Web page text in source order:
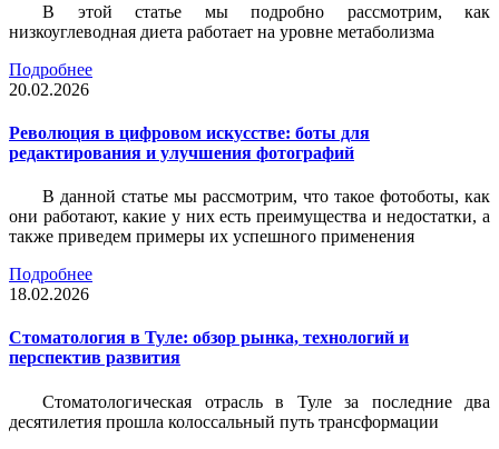
В этой статье мы подробно рассмотрим, как
низкоуглеводная диета работает на уровне метаболизма
Подробнее
20.02.2026
Революция в цифровом искусстве: боты для
редактирования и улучшения фотографий
В данной статье мы рассмотрим, что такое фотоботы, как
они работают, какие у них есть преимущества и недостатки, а
также приведем примеры их успешного применения
Подробнее
18.02.2026
Стоматология в Туле: обзор рынка, технологий и
перспектив развития
Стоматологическая отрасль в Туле за последние два
десятилетия прошла колоссальный путь трансформации